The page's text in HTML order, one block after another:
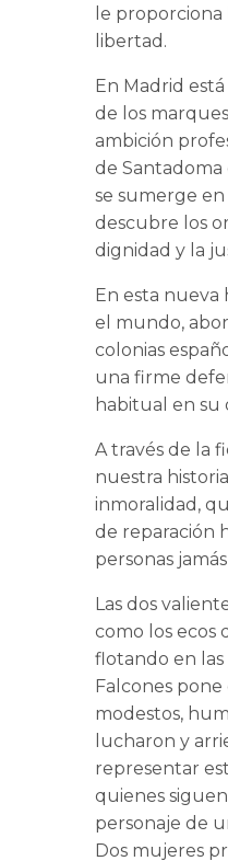
le
libertad.
En Madrid
de los
ambición
de
se sumerge en
descubre los
dignidad y la
En esta nueva
el mundo,
colonias
una firme
habitual en su
A través de la
nuestra
inmoralidad,
de reparación
personas
Las dos
como los ecos
flotando en las
Falcones
modestos,
lucharon y
representar
quienes
personaje de
Dos mujeres